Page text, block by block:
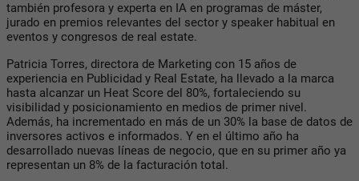
también profesora y experta en IA en programas de máster,
jurado en premios relevantes del sector y speaker habitual en
eventos y congresos de real estate.
Patricia Torres, directora de Marketing con 15 años de
experiencia en Publicidad y Real Estate, ha llevado a la marca
hasta alcanzar un Heat Score del 80%, fortaleciendo su
visibilidad y posicionamiento en medios de primer nivel.
Además, ha incrementado en más de un 30% la base de datos de
inversores activos e informados. Y en el último año ha
desarrollado nuevas líneas de negocio, que en su primer año ya
representan un 8% de la facturación total.